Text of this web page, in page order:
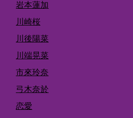
岩本蓮加
川崎桜
川後陽菜
川端晃菜
市來玲奈
弓木奈於
恋愛